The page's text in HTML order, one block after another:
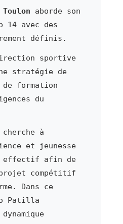
Toulon aborde son
14 avec des
définis.
sportive
stratégie de
formation
du
à
et jeunesse
effectif afin de
compétitif
Dans ce
Patilla